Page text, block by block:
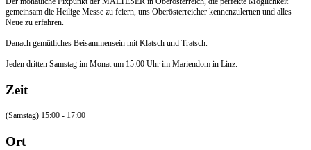
gemeinsam die Heilige Messe zu feiern, uns Oberösterreicher kennenzulernen und alles
Neue zu erfahren.
Danach gemütliches Beisammensein mit Klatsch und Tratsch.
Jeden dritten Samstag im Monat um 15:00 Uhr im Mariendom in Linz.
Zeit
(Samstag) 15:00 - 17:00
Ort